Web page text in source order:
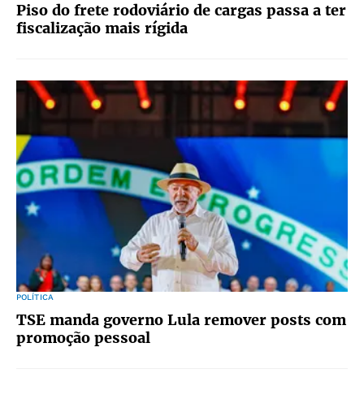
Piso do frete rodoviário de cargas passa a ter
fiscalização mais rígida
POLÍTICA
TSE manda governo Lula remover posts com
promoção pessoal